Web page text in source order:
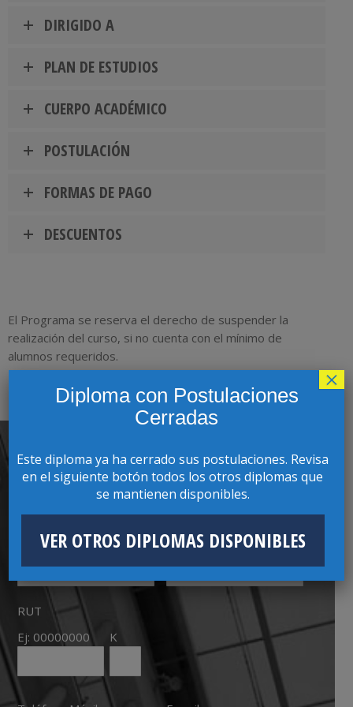
DIRIGIDO A
PLAN DE ESTUDIOS
CUERPO ACADÉMICO
POSTULACIÓN
FORMAS DE PAGO
DESCUENTOS
El Programa se reserva el derecho de suspender la
realización del curso, si no cuenta con el mínimo de
alumnos requeridos.
CONTACTO CON COORDINADOR(A)
PROGRAMA
Nombres Apellidos
RUT
Ej: 00000000
K
Diploma con Postulaciones
Cerradas
Este diploma ya ha cerrado sus postulaciones. Revisa
en el siguiente botón todos los otros diplomas que
se mantienen disponibles.
VER OTROS DIPLOMAS DISPONIBLES
×